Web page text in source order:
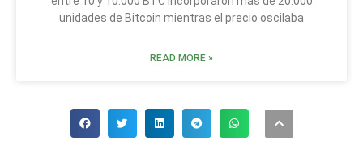
unidades de Bitcoin mientras el precio oscilaba
READ MORE »